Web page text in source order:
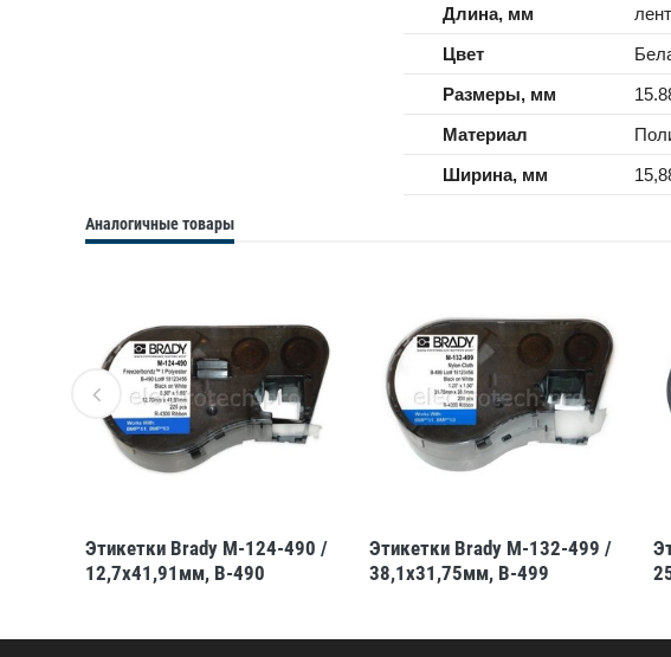
Длина, мм
Цвет
Размеры, мм
Материал
Ширина, мм
Аналогичные товары
Этикетки Brady M-124-490 /
12,7x41,91мм, B-490
Этикетки Brady M-132-499 /
38,1x31,75мм, B-499